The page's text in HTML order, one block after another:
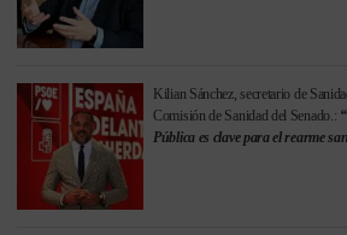
Kilian Sánchez, secretario de
Comisión de Sanidad del Senado.:
Pública es clave para el rearme